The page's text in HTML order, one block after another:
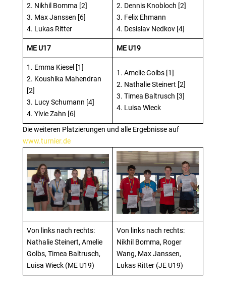
2. Nikhil Bomma [2]
3. Max Janssen [6]
4. Lukas Ritter
2. Dennis Knobloch [2]
3. Felix Ehmann
4. Desislav Nedkov [4]
ME U17 ME U19
1. Emma Kiesel [1]
2. Koushika Mahendran
[2]
3. Lucy Schumann [4]
4. Ylvie Zahn [6]
1. Amelie Golbs [1]
2. Nathalie Steinert [2]
3. Timea Baltrusch [3]
4. Luisa Wieck
Die weiteren Platzierungen und alle Ergebnisse auf
www.turnier.de
Von links nach rechts:
Nathalie Steinert, Amelie
Golbs, Timea Baltrusch,
Luisa Wieck (ME U19)
Von links nach rechts:
Nikhil Bomma, Roger
Wang, Max Janssen,
Lukas Ritter (JE U19)